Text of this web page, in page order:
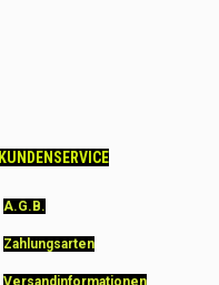
KUNDENSERVICE
A.G.B.
Zahlungsarten
Versandinformationen